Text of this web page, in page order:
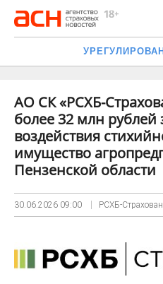
АО СК «РСХБ-
более 32 млн рублей
воздействия
имущество
Пензенской области
30.06.2026 09:00 РСХБ-